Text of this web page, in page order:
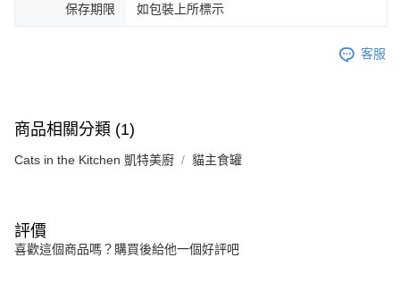
保存期限 如包裝上所標示
客服
商品相關分類 (1)
Cats in the Kitchen 凱特美廚 貓主食罐
評價
喜歡這個商品嗎？購買後給他一個好評吧